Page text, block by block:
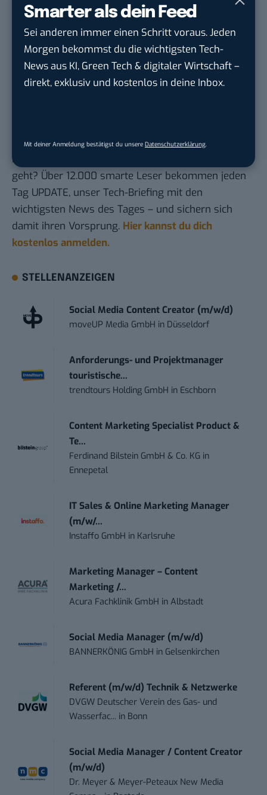
Smarter als dein Feed
Sei anderen immer einen Schritt voraus. Jeden
Morgen bekommst du die wichtigsten Tech-
News aus KI, Green Tech & digitaler Wirtschaft –
direkt, exklusiv und kostenlos in deine Inbox.
Mit deiner Anmeldung bestätigst du unsere Datenschutzerklärung.
Quellen von Search GPT: Die KI-Suche von
OpenAI ist absolut unseriös!
Utopische Strafe für Google: Deutsche Medien
als Steigbügelhalter Russlands
„Verletzung der Grundrechte“: LinkedIn soll
Du möchtest nicht abgehängt werden, wenn es um
KI, Green Tech und die Tech-Themen von Morgen
geht? Über 12.000 smarte Leser bekommen jeden
Tag UPDATE, unser Tech-Briefing mit den
wichtigsten News des Tages – und sichern sich
damit ihren Vorsprung. Hier kannst du dich
kostenlos anmelden.
STELLENANZEIGEN
Social Media Content Creator (m/w/d)
moveUP Media GmbH in Düsseldorf
Anforderungs- und Projektmanager
touristische...
trendtours Holding GmbH in Eschborn
Content Marketing Specialist Product &
Te...
Ferdinand Bilstein GmbH & Co. KG in
Ennepetal
IT Sales & Online Marketing Manager
(m/w/...
Instaffo GmbH in Karlsruhe
Marketing Manager – Content
Marketing /...
Acura Fachklinik GmbH inAlbstadt
Social Media Manager (m/w/d)
BANNERKÖNIG GmbH in Gelsenkirchen
Referent (m/w/d) Technik & Netzwerke
DVGW Deutscher Verein des Gas- und
Wasserfac... in Bonn
Social Media Manager / Content Creator
(m/w/d)
Dr. Meyer & Meyer-Peteaux New Media